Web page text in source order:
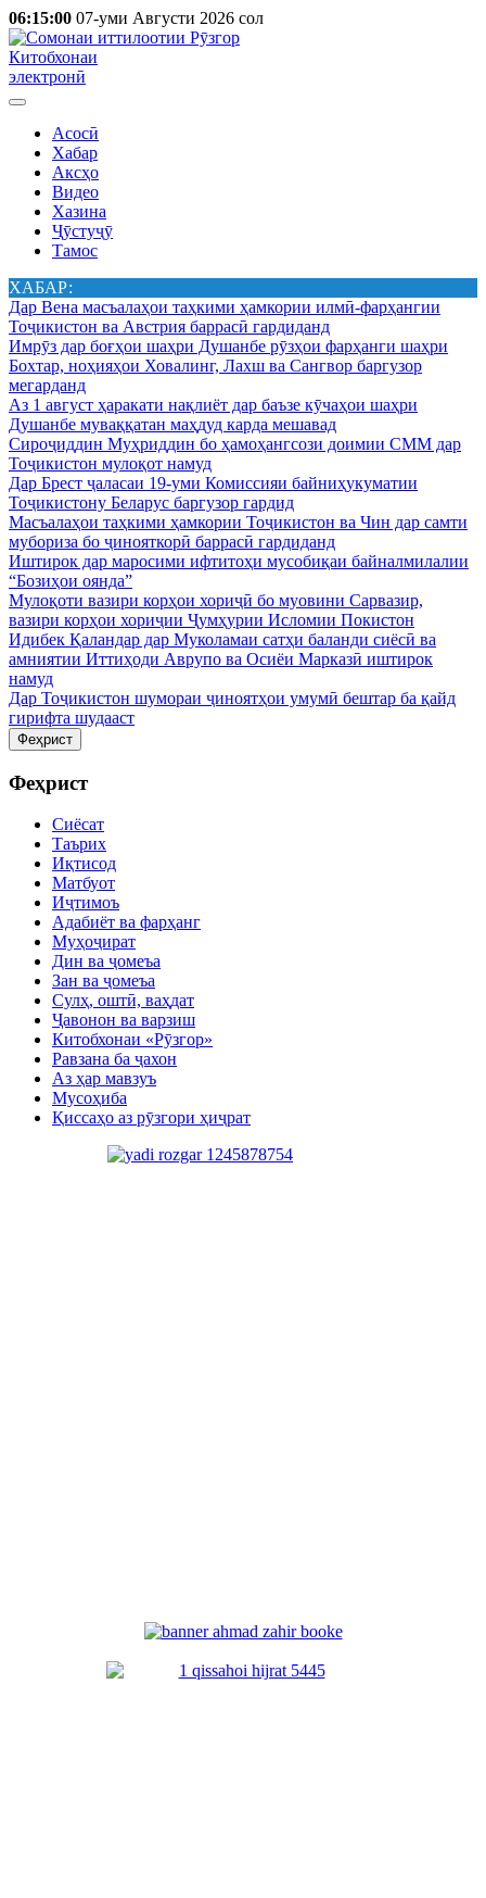
06:15:00 07-уми Августи 2026 сол
Китобхонаи
электронӣ
Асосӣ
Хабар
Аксҳо
Видео
Хазина
Ҷӯстуҷӯ
Тамос
ХАБАР:
Дар Вена масъалаҳои таҳкими ҳамкории илмӣ-фарҳангии
Тоҷикистон ва Австрия баррасӣ гардиданд
Имрӯз дар боғҳои шаҳри Душанбе рӯзҳои фарҳанги шаҳри
Бохтар, ноҳияҳои Ховалинг, Лахш ва Сангвор баргузор
мегарданд
Аз 1 август ҳаракати нақлиёт дар баъзе кӯчаҳои шаҳри
Душанбе муваққатан маҳдуд карда мешавад
Сироҷиддин Муҳриддин бо ҳамоҳангсози доимии СММ дар
Тоҷикистон мулоқот намуд
Дар Брест ҷаласаи 19-уми Комиссияи байниҳукуматии
Тоҷикистону Беларус баргузор гардид
Масъалаҳои таҳкими ҳамкории Тоҷикистон ва Чин дар самти
мубориза бо ҷинояткорӣ баррасӣ гардиданд
Иштирок дар маросими ифтитоҳи мусобиқаи байналмилалии
“Бозиҳои оянда”
Мулоқоти вазири корҳои хориҷӣ бо муовини Сарвазир,
вазири корҳои хориҷии Ҷумҳурии Исломии Покистон
Идибек Қаландар дар Муколамаи сатҳи баланди сиёсӣ ва
амниятии Иттиҳоди Аврупо ва Осиёи Марказӣ иштирок
намуд
Дар Тоҷикистон шумораи ҷиноятҳои умумӣ бештар ба қайд
гирифта шудааст
Феҳрист
Феҳрист
Сиёсат
Таърих
Иқтисод
Матбуот
Иҷтимоъ
Адабиёт ва фарҳанг
Муҳоҷират
Дин ва ҷомеъа
Зан ва ҷомеъа
Сулҳ, оштӣ, ваҳдат
Ҷавонон ва варзиш
Китобхонаи «Рӯзгор»
Равзана ба ҷахон
Аз ҳар мавзуъ
Мусоҳиба
Қиссаҳо аз рӯзгори ҳиҷрат